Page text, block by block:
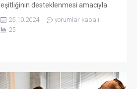
eşitliğinin desteklenmesi amacıyla
protokol imzalayarak Kadının İnsan
Hakları Eğitim Programı için önemli bir
kadınlara yönelik; şiddet karşısında
yasal haklar, cinsiyet eşitsizliklerine
25.10.2024
yorumlar kapalı
25